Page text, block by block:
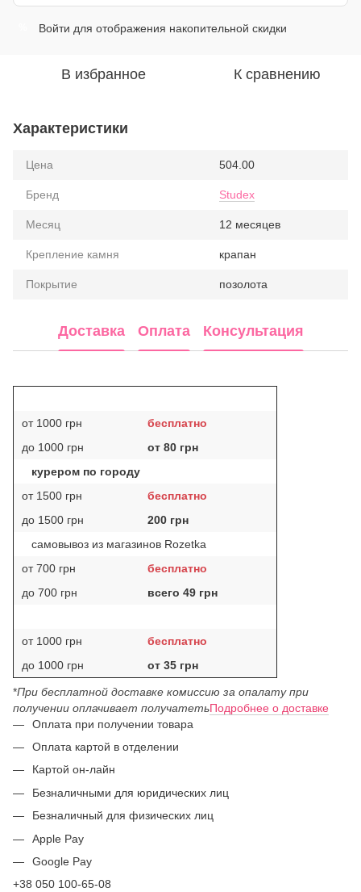
Войти для отображения накопительной скидки
В избранное К сравнению
Характеристики
Цена 504.00
Бренд Studex
Месяц 12 месяцев
Крепление камня крапан
Покрытие позолота
Доставка Оплата Консультация
от 1000 грн
бесплатно
до 1000 грн
от 80 грн
курером по городу
от 1500 грн
бесплатно
до 1500 грн
200 грн
самовывоз из магазинов Rozetka
от 700 грн
бесплатно
до 700 грн
всего 49 грн
от 1000 грн
бесплатно
до 1000 грн
от 35 грн
*При бесплатной доставке комиссию за опалату при
получении оплачивает получатетьПодробнее о доставке
Оплата при получении товара
Оплата картой в отделении
Картой он-лайн
Безналичными для юридических лиц
Безналичный для физических лиц
Apple Pay
Google Pay
+38 050 100-65-08